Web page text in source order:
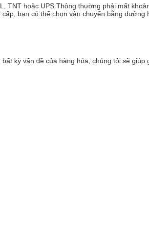
TNT hoặc UPS.Thông thường phải mất
bạn có thể chọn vận chuyển bằng đường
kỳ vấn đề của hàng hóa, chúng tôi sẽ giúp